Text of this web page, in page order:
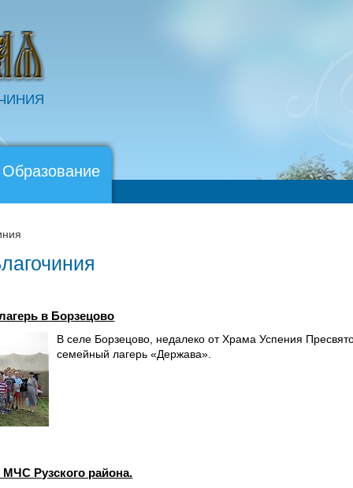
в Борзецово
В селе Борзецово, недалеко от Храма Успения
семейный лагерь «Держава».
МЧС Рузского района.